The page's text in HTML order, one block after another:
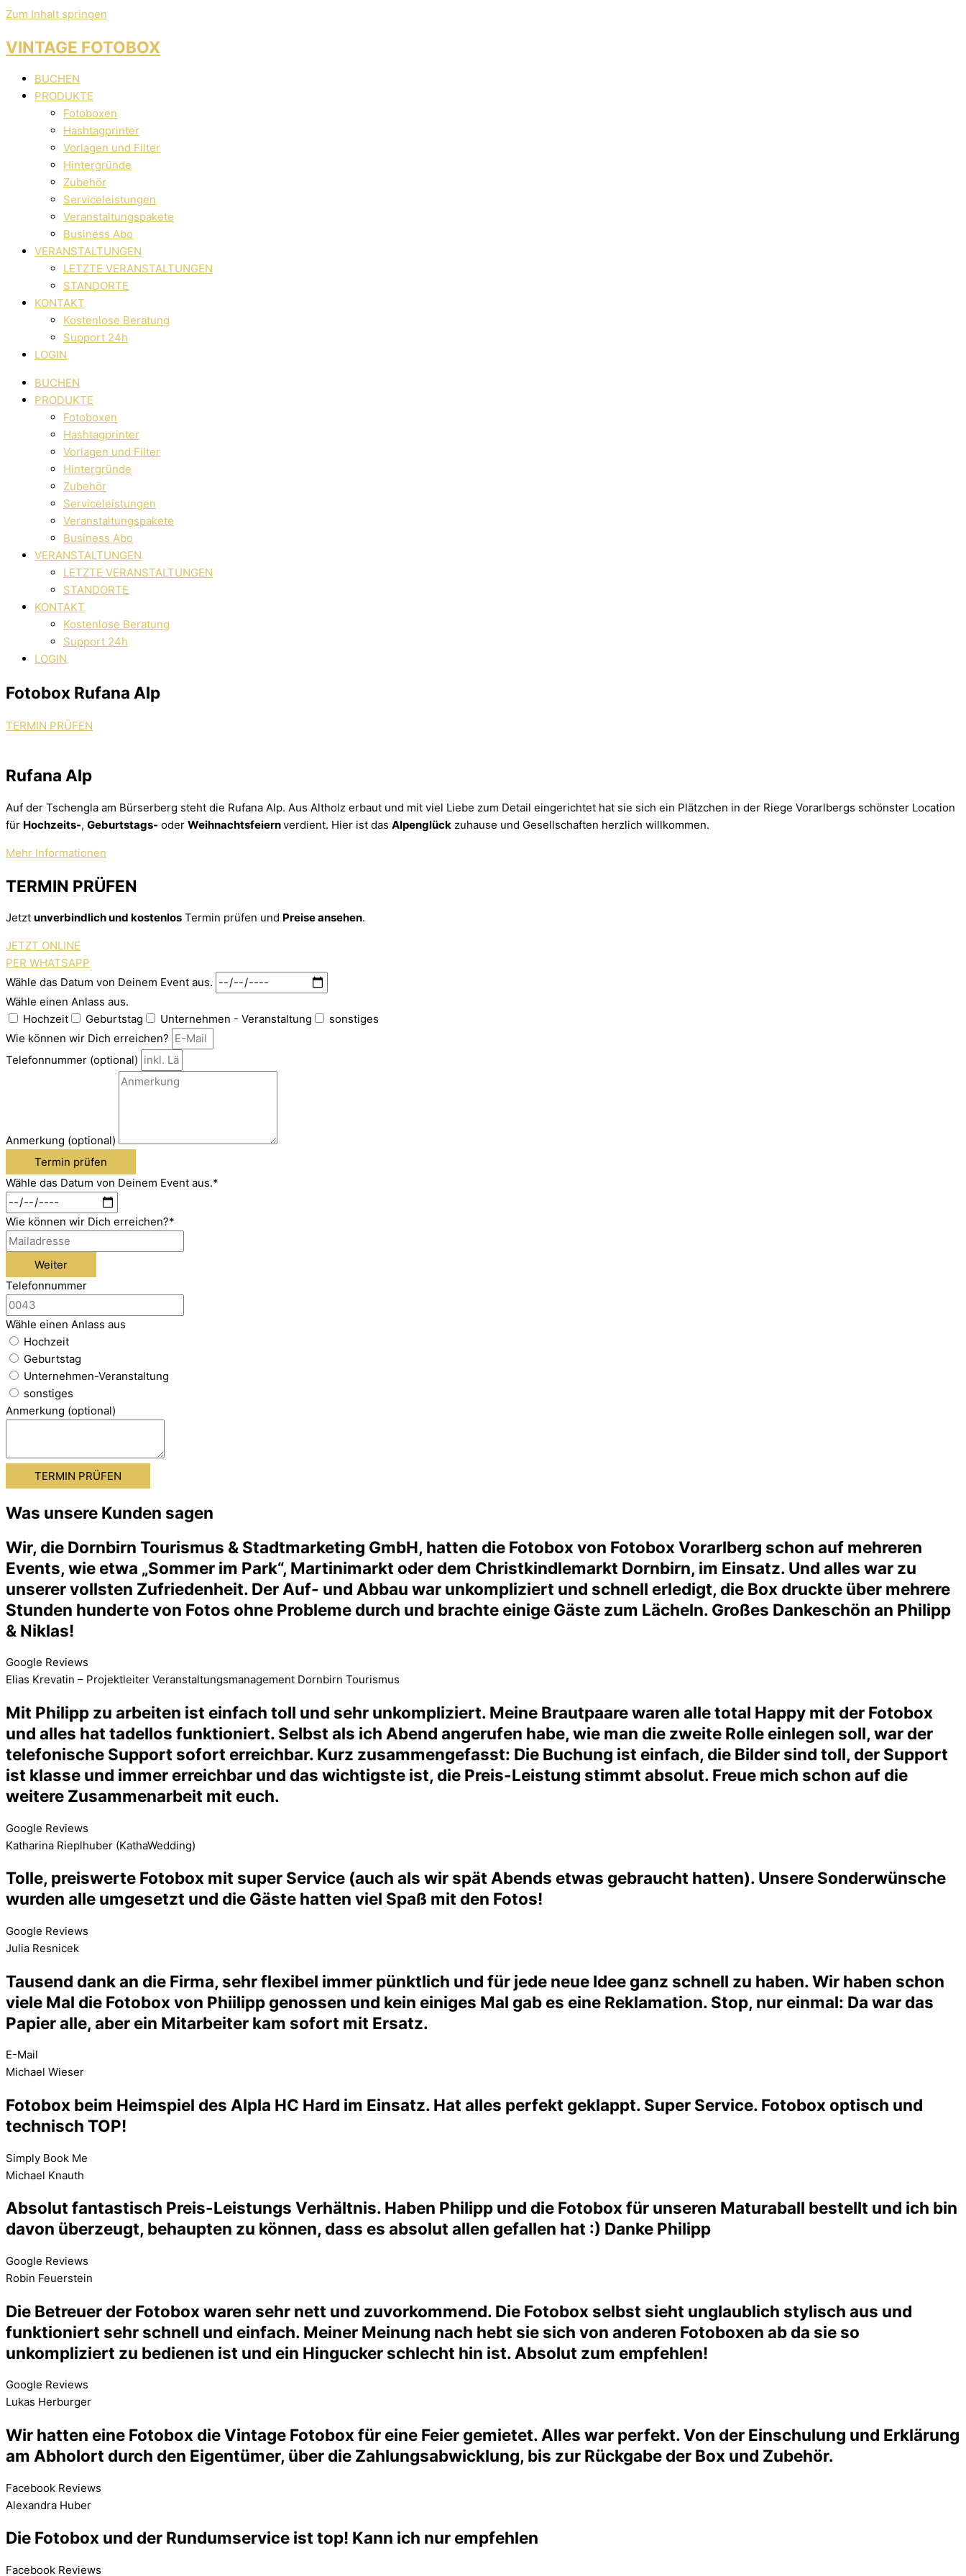
Zum Inhalt springen
VINTAGE FOTOBOX
BUCHEN
PRODUKTE
Fotoboxen
Hashtagprinter
Vorlagen und Filter
Hintergründe
Zubehör
Serviceleistungen
Veranstaltungspakete
Business Abo
VERANSTALTUNGEN
LETZTE VERANSTALTUNGEN
STANDORTE
KONTAKT
Kostenlose Beratung
Support 24h
LOGIN
BUCHEN
PRODUKTE
Fotoboxen
Hashtagprinter
Vorlagen und Filter
Hintergründe
Zubehör
Serviceleistungen
Veranstaltungspakete
Business Abo
VERANSTALTUNGEN
LETZTE VERANSTALTUNGEN
STANDORTE
KONTAKT
Kostenlose Beratung
Support 24h
LOGIN
Fotobox Rufana Alp
TERMIN PRÜFEN
Rufana Alp
Auf der Tschengla am Bürserberg steht die Rufana Alp. Aus Altholz erbaut und mit viel Liebe zum Detail eingerichtet hat sie sich ein Plätzchen in der Riege Vorarlbergs schönster Location
für Hochzeits-, Geburtstags- oder Weihnachtsfeiernverdient. Hier ist das Alpenglück zuhause und Gesellschaften herzlich willkommen.
Mehr Informationen
TERMIN PRÜFEN
Jetzt unverbindlich und kostenlos Termin prüfen und Preise ansehen.
JETZT ONLINE
PER WHATSAPP
Wähle das Datum von Deinem Event aus.
Wähle einen Anlass aus.
Hochzeit
Geburtstag Unternehmen - Veranstaltung
sonstiges
Wie können wir Dich erreichen?
Telefonnummer (optional)
Anmerkung (optional)
Termin prüfen
Wähle das Datum von Deinem Event aus.*
Wie können wir Dich erreichen?*
Weiter
Telefonnummer
Wähle einen Anlass aus
Hochzeit
Geburtstag
Unternehmen-Veranstaltung
sonstiges
Anmerkung (optional)
TERMIN PRÜFEN
Was unsere Kunden sagen
Wir, die Dornbirn Tourismus & Stadtmarketing GmbH, hatten die Fotobox von Fotobox Vorarlberg schon auf mehreren
Events, wie etwa „Sommer im Park“, Martinimarkt oder dem Christkindlemarkt Dornbirn, im Einsatz. Und alles war zu
unserer vollsten Zufriedenheit. Der Auf- und Abbau war unkompliziert und schnell erledigt, die Box druckte über mehrere
Stunden hunderte von Fotos ohne Probleme durch und brachte einige Gäste zum Lächeln. Großes Dankeschön an Philipp
& Niklas!
Google Reviews
Elias Krevatin – Projektleiter Veranstaltungsmanagement Dornbirn Tourismus
Mit Philipp zu arbeiten ist einfach toll und sehr unkompliziert. Meine Brautpaare waren alle total Happy mit der Fotobox
und alles hat tadellos funktioniert. Selbst als ich Abend angerufen habe, wie man die zweite Rolle einlegen soll, war der
telefonische Support sofort erreichbar. Kurz zusammengefasst: Die Buchung ist einfach, die Bilder sind toll, der Support
ist klasse und immer erreichbar und das wichtigste ist, die Preis-Leistung stimmt absolut. Freue mich schon auf die
weitere Zusammenarbeit mit euch.
Google Reviews
Katharina Rieplhuber (KathaWedding)
Tolle, preiswerte Fotobox mit super Service (auch als wir spät Abends etwas gebraucht hatten). Unsere Sonderwünsche
wurden alle umgesetzt und die Gäste hatten viel Spaß mit den Fotos!
Google Reviews
Julia Resnicek
Tausend dank an die Firma, sehr flexibel immer pünktlich und für jede neue Idee ganz schnell zu haben. Wir haben schon
viele Mal die Fotobox von Phiilipp genossen und kein einiges Mal gab es eine Reklamation. Stop, nur einmal: Da war das
Papier alle, aber ein Mitarbeiter kam sofort mit Ersatz.
E-Mail
Michael Wieser
Fotobox beim Heimspiel des Alpla HC Hard im Einsatz. Hat alles perfekt geklappt. Super Service. Fotobox optisch und
technisch TOP!
Simply Book Me
Michael Knauth
Absolut fantastisch Preis-Leistungs Verhältnis. Haben Philipp und die Fotobox für unseren Maturaball bestellt und ich bin
davon überzeugt, behaupten zu können, dass es absolut allen gefallen hat :) Danke Philipp
Google Reviews
Robin Feuerstein
Die Betreuer der Fotobox waren sehr nett und zuvorkommend. Die Fotobox selbst sieht unglaublich stylisch aus und
funktioniert sehr schnell und einfach. Meiner Meinung nach hebt sie sich von anderen Fotoboxen ab da sie so
unkompliziert zu bedienen ist und ein Hingucker schlecht hin ist. Absolut zum empfehlen!
Google Reviews
Lukas Herburger
Wir hatten eine Fotobox die Vintage Fotobox für eine Feier gemietet. Alles war perfekt. Von der Einschulung und Erklärung
am Abholort durch den Eigentümer, über die Zahlungsabwicklung, bis zur Rückgabe der Box und Zubehör.
Facebook Reviews
Alexandra Huber
Die Fotobox und der Rundumservice ist top! Kann ich nur empfehlen
Facebook Reviews